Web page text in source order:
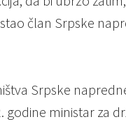
član Srpske
Srpske
godine ministar za